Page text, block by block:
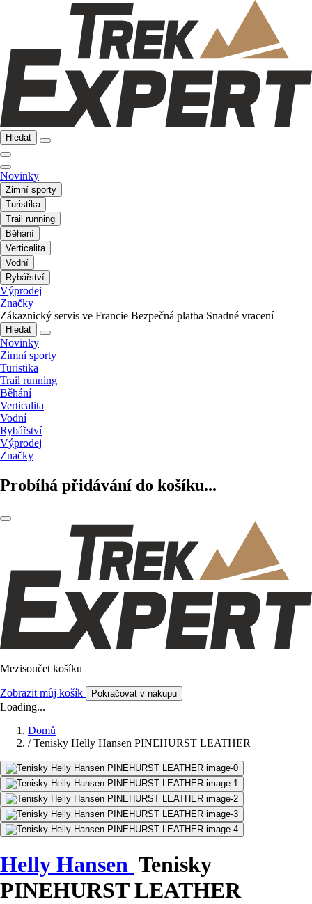
Hledat
Novinky
Zimní sporty
Turistika
Trail running
Běhání
Verticalita
Vodní
Rybářství
Výprodej
Značky
Zákaznický servis ve Francie Bezpečná platba Snadné vracení
Hledat
Novinky
Zimní sporty
Turistika
Trail running
Běhání
Verticalita
Vodní
Rybářství
Výprodej
Značky
Probíhá přidávání do košíku...
Mezisoučet košíku
Zobrazit můj košík Pokračovat v nákupu
Loading...
Domů
/ Tenisky Helly Hansen PINEHURST LEATHER
Helly Hansen Tenisky
PINEHURST LEATHER